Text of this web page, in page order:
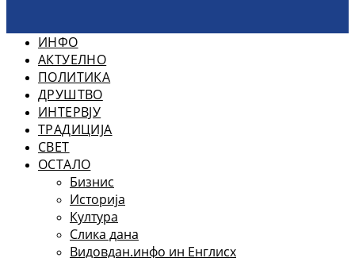
ИНФО
АКТУЕЛНО
ПОЛИТИКА
ДРУШТВО
ИНТЕРВЈУ
ТРАДИЦИЈА
СВЕТ
ОСТАЛО
Бизнис
Историја
Култура
Слика дана
Видовдан.инфо ин Енглисх